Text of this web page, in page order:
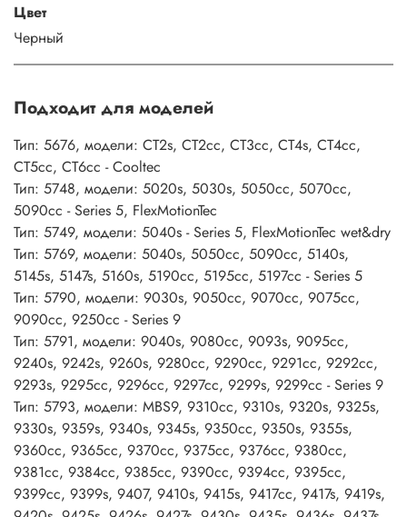
Цвет
Черный
Подходит для моделей
Тип: 5676, модели: CT2s, CT2cc, CT3cc, CT4s, CT4cc,
CT5cc, CT6cc - Cooltec
Тип: 5748, модели: 5020s, 5030s, 5050cc, 5070cc,
5090cc - Series 5, FlexMotionTec
Тип: 5749, модели: 5040s - Series 5, FlexMotionTec wet&dry
Тип: 5769, модели: 5040s, 5050cc, 5090cc, 5140s,
5145s, 5147s, 5160s, 5190cc, 5195cc, 5197cc - Series 5
Тип: 5790, модели: 9030s, 9050cc, 9070cc, 9075cc,
9090cc, 9250cc - Series 9
Тип: 5791, модели: 9040s, 9080cc, 9093s, 9095cc,
9240s, 9242s, 9260s, 9280cc, 9290cc, 9291cc, 9292cc,
9293s, 9295cc, 9296cc, 9297cc, 9299s, 9299cc - Series 9
Тип: 5793, модели: MBS9, 9310cc, 9310s, 9320s, 9325s,
9330s, 9359s, 9340s, 9345s, 9350cc, 9350s, 9355s,
9360cc, 9365cc, 9370cc, 9375cc, 9376cc, 9380cc,
9381cc, 9384cc, 9385cc, 9390cc, 9394cc, 9395cc,
9399cc, 9399s, 9407, 9410s, 9415s, 9417cc, 9417s, 9419s,